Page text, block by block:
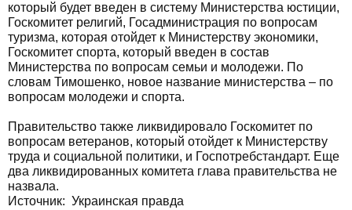
который будет введен в систему Министерства юстиции,
Госкомитет религий, Госадминистрация по вопросам
туризма, которая отойдет к Министерству экономики,
Госкомитет спорта, который введен в состав
Министерства по вопросам семьи и молодежи. По
словам Тимошенко, новое название министерства – по
вопросам молодежи и спорта.
Правительство также ликвидировало Госкомитет по
вопросам ветеранов, который отойдет к Министерству
труда и социальной политики, и Госпотребстандарт. Еще
два ликвидированных комитета глава правительства не
назвала.
Источник: Украинская правда